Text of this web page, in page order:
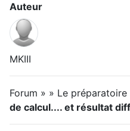
Auteur
MKIII
Forum » » Le préparatoire
de calcul.... et résultat